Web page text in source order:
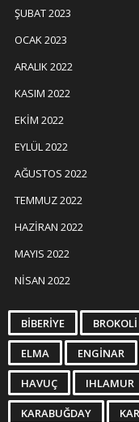
ŞUBAT 2023
OCAK 2023
ARALIK 2022
KASIM 2022
EKIM 2022
EYLÜL 2022
AĞUSTOS 2022
TEMMUZ 2022
HAZIRAN 2022
MAYIS 2022
NISAN 2022
BIBERIYE BROKOLI
ELMA ENGINAR
HAVUÇ IHLAMUR
KARABUĞDAY